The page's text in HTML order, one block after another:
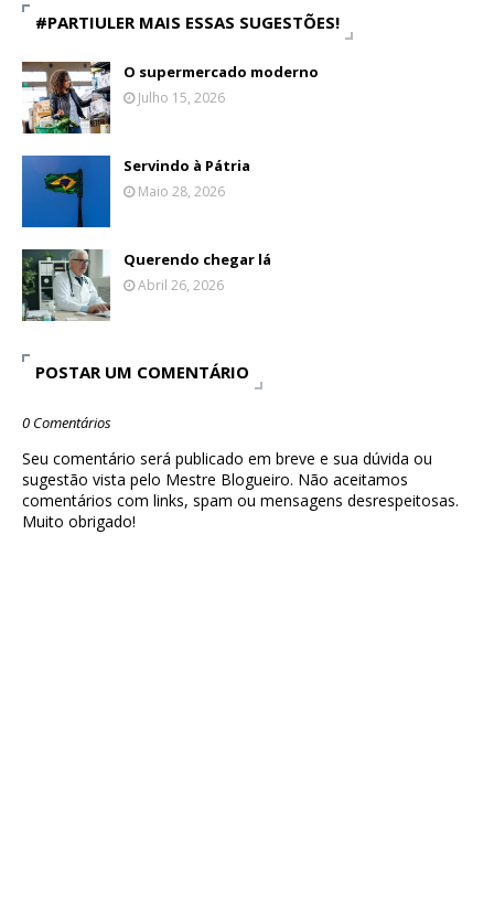
#PARTIULER MAIS ESSAS SUGESTÕES!
O supermercado moderno
Julho 15, 2026
Servindo à Pátria
Maio 28, 2026
Querendo chegar lá
Abril 26, 2026
POSTAR UM COMENTÁRIO
0 Comentários
Seu comentário será publicado em breve e sua dúvida ou
sugestão vista pelo Mestre Blogueiro. Não aceitamos
comentários com links, spam ou mensagens desrespeitosas.
Muito obrigado!